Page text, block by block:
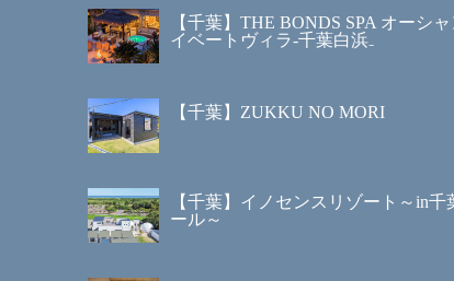
【千葉】THE BONDS SPA オーシ
イベートヴィラ‐千葉白浜₋
【千葉】ZUKKU NO MORI
【千葉】イノセンスリゾート～in千
ール～